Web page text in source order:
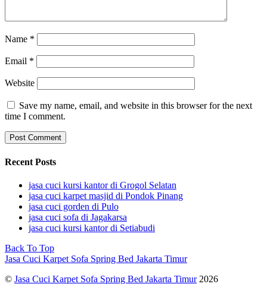
Name *
Email *
Website
Save my name, email, and website in this browser for the next
time I comment.
Recent Posts
jasa cuci kursi kantor di Grogol Selatan
jasa cuci karpet masjid di Pondok Pinang
jasa cuci gorden di Pulo
jasa cuci sofa di Jagakarsa
jasa cuci kursi kantor di Setiabudi
Back To Top
Jasa Cuci Karpet Sofa Spring Bed Jakarta Timur
© Jasa Cuci Karpet Sofa Spring Bed Jakarta Timur2026